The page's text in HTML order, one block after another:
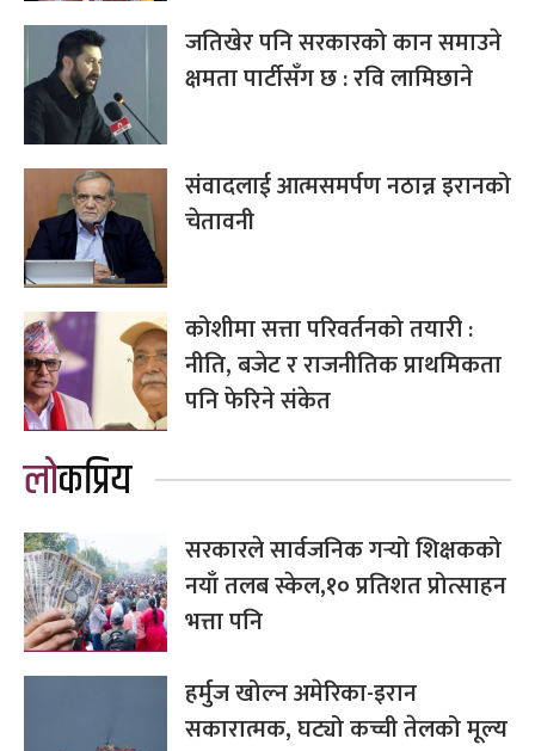
जतिखेर पनि सरकारको कान समाउने
क्षमता पार्टीसँग छ : रवि लामिछाने
संवादलाई आत्मसमर्पण नठान्न इरानको
चेतावनी
कोशीमा सत्ता परिवर्तनको तयारी :
नीति, बजेट र राजनीतिक प्राथमिकता
पनि फेरिने संकेत
लोकप्रिय
सरकारले सार्वजनिक गर्‍यो शिक्षकको
नयाँ तलब स्केल,१० प्रतिशत प्रोत्साहन
भत्ता पनि
हर्मुज खोल्न अमेरिका-इरान
सकारात्मक, घट्यो कच्ची तेलको मूल्य